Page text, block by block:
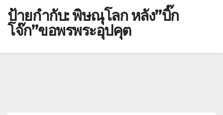
ป้ายกำกับ:พิษณุโลก หลัง”บิ๊ก
โจ๊ก”ขอพรพระอุปคุต